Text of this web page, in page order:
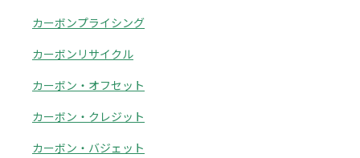
カーボンプライシング
カーボンリサイクル
カーボン・オフセット
カーボン・クレジット
カーボン・バジェット